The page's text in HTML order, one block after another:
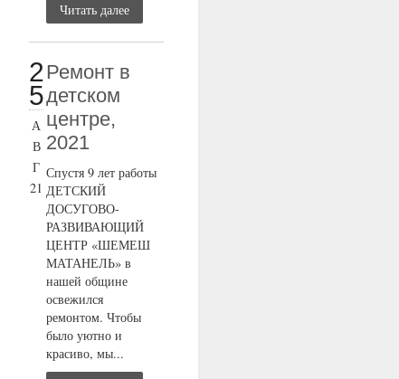
Читать далее
2
5
А
В
Г
21
Ремонт в
детском
центре,
2021
Спустя 9 лет работы
ДЕТСКИЙ
ДОСУГОВО-
РАЗВИВАЮЩИЙ
ЦЕНТР «ШЕМЕШ
МАТАНЕЛЬ» в
нашей общине
освежился
ремонтом. Чтобы
было уютно и
красиво, мы...